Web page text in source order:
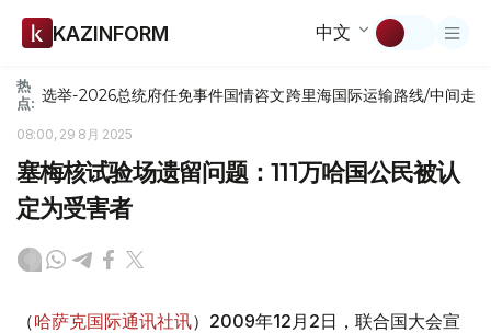
KAZINFORM 中文
热
点: 选举-2026总统府任免事件国情咨文跨里海国际运输路线/中间走廊
08:00, 29 8月 2025
塞梅核试验场遗留问题：111万哈国公民被认
定为受害者
（哈萨克国际通讯社讯）2009年12月2日，联合国大会宣